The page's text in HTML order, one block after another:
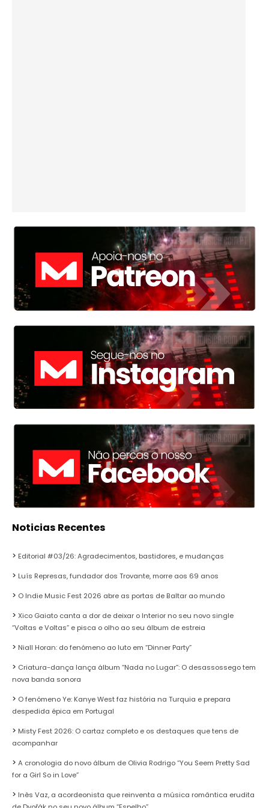
Noticias Recentes
Editorial #03/26: Agradecimentos, bastidores, e mudanças
Luís Represas, fundador dos Trovante, morre aos 69 anos
O Indie Music Fest 2026 abre as portas de Baltar ao mundo
Xico Gaiato canta a dor de deixar o Interior no seu novo single
“Voltas e Voltas” e pisca o olho ao seu álbum de estreia
Niall Horan: do fenómeno ao luto em “Dinner Party”
Criatura-dança lança álbum “Nada no Lugar”: O desassossego tem
nova banda sonora
O fenómeno Ye: Kanye West faz história na Turquia e prepara
despedida épica em Portugal
Misty Fest 2026: O cartaz completo e os destaques que tens de
acompanhar
A cronologia do novo álbum de Olivia Rodrigo “You Seem Pretty Sad
for a Girl So in Love”
Inês Vaz, a acordeonista que reinventa a música romântica erudita